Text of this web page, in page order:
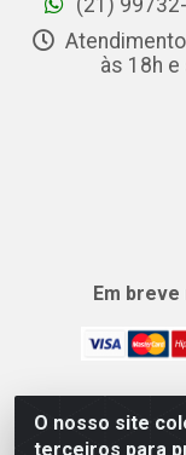
O nosso site
terceiros para
(21)
às 18h
Em
MIX CERTO